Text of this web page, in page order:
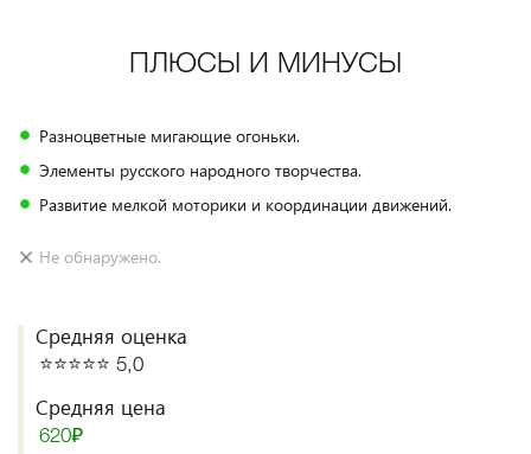
ПЛЮСЫ И МИНУСЫ
Разноцветные мигающие огоньки.
Элементы русского народного творчества.
Развитие мелкой моторики и координации движений.
Не обнаружено.
Средняя оценка
⭐️⭐️⭐️⭐️⭐️ 5,0
Средняя цена
620₽